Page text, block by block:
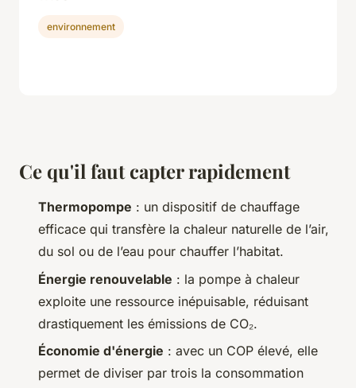
Ce qu'il faut capter rapidement
Thermopompe : un dispositif de chauffage
efficace qui transfère la chaleur naturelle de l’air,
du sol ou de l’eau pour chauffer l’habitat.
Énergie renouvelable : la pompe à chaleur
exploite une ressource inépuisable, réduisant
drastiquement les émissions de CO₂.
Économie d'énergie : avec un COP élevé, elle
permet de diviser par trois la consommation
environnement